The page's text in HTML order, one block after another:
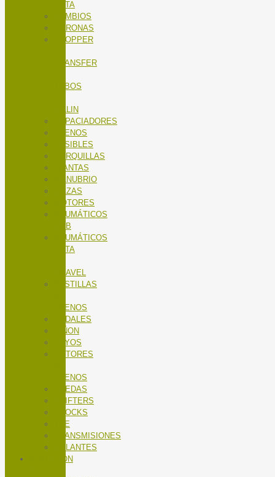
RUTA
CAMBIOS
CORONAS
DROPPER
TRANSFER
TUBOS
SILLIN
ESPACIADORES
FRENOS
FUSIBLES
HORQUILLAS
LLANTAS
MANUBRIO
MAZAS
MOTORES
NEUMÁTICOS
MTB
NEUMÁTICOS
RUTA
GRAVEL
PASTILLAS
FRENOS
PEDALES
PIÑON
RAYOS
ROTORES
FRENOS
RUEDAS
SHIFTERS
SHOCKS
TEE
TRANSMISIONES
VOLANTES
NUTRICIÓN